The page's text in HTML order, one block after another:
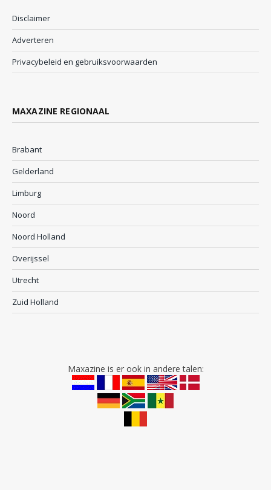
Disclaimer
Adverteren
Privacybeleid en gebruiksvoorwaarden
MAXAZINE REGIONAAL
Brabant
Gelderland
Limburg
Noord
Noord Holland
Overijssel
Utrecht
Zuid Holland
Maxazine is er ook in andere talen: